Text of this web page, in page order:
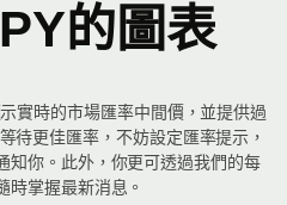
的圖表
實時的市場匯率中間價，並提供過
待更佳匯率，不妨設定匯率提示，
知你。此外，你更可透過我們的每
時掌握最新消息。